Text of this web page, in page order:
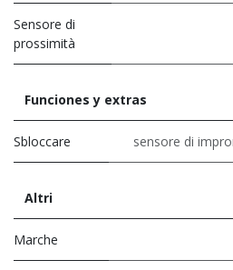
Sensore di
prossimità
Funciones y extras
Sbloccare sensore di
Altri
Marche